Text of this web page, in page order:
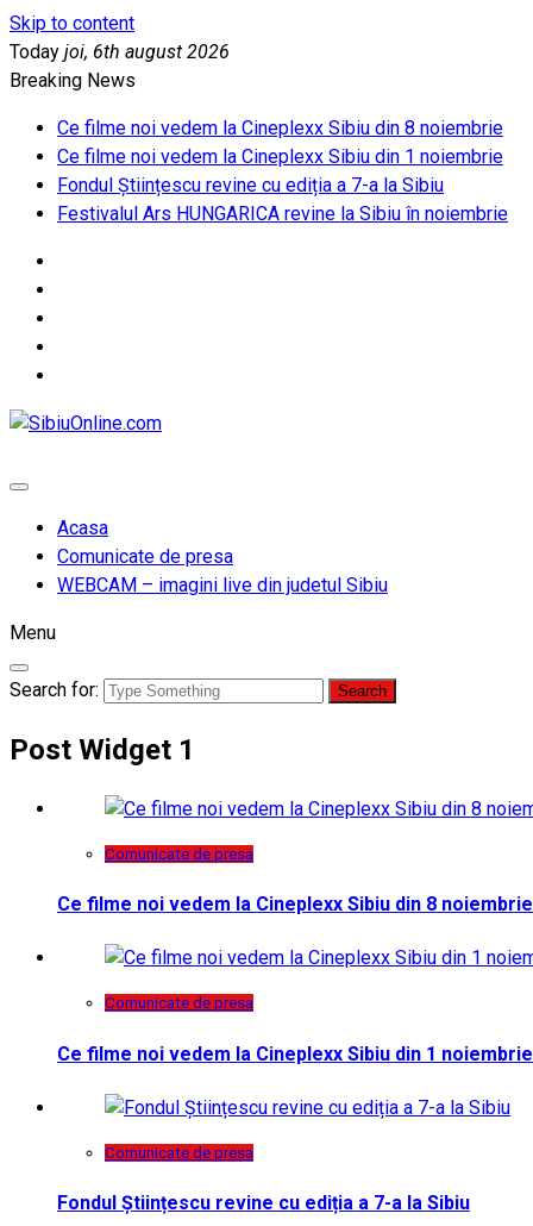
Skip to content
Today joi, 6th august 2026
Breaking News
Ce filme noi vedem la Cineplexx Sibiu din 8 noiembrie
Ce filme noi vedem la Cineplexx Sibiu din 1 noiembrie
Fondul Științescu revine cu ediția a 7-a la Sibiu
Festivalul Ars HUNGARICA revine la Sibiu în noiembrie
Acasa
Comunicate de presa
WEBCAM – imagini live din judetul Sibiu
Menu
Search for:
Post Widget 1
Comunicate de presa
Ce filme noi vedem la Cineplexx Sibiu din 8 noiembrie
Comunicate de presa
Ce filme noi vedem la Cineplexx Sibiu din 1 noiembrie
Comunicate de presa
Fondul Științescu revine cu ediția a 7-a la Sibiu